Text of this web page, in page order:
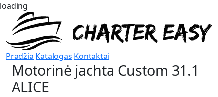
loading
Pradžia Katalogas Kontaktai
Motorinė jachta Custom 31.1
ALICE